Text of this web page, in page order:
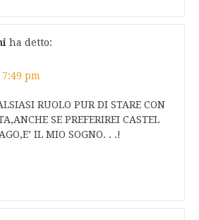
ha detto:
pm
RUOLO PUR DI STARE CON
SE PREFERIREI CASTEL
IL MIO SOGNO. . .!